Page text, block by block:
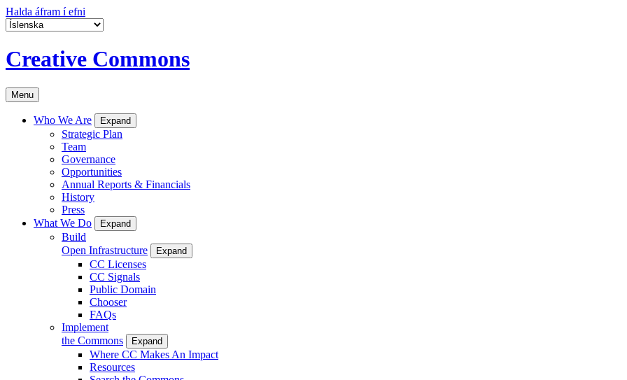
Halda áfram í efni
Creative Commons
Menu
Who We Are Expand
Strategic Plan
Team
Governance
Opportunities
Annual Reports & Financials
History
Press
What We Do
Expand
Build
Open Infrastructure
Expand
CC Licenses
CC Signals
Public Domain
Chooser
FAQs
Implement
the Commons
Expand
Where CC Makes An Impact
Resources